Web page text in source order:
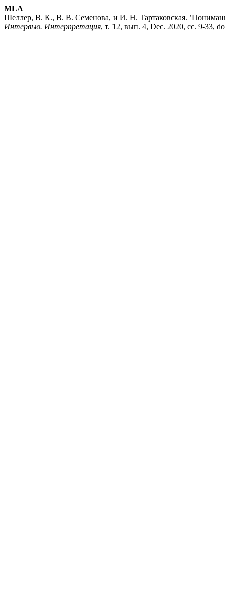
MLA
Шеллер, В. К., В. В. Семенова, и И. Н. Тартаковская.
Интервью. Интерпретация, т. 12, вып. 4, Dec. 2020, сс. 9-33,